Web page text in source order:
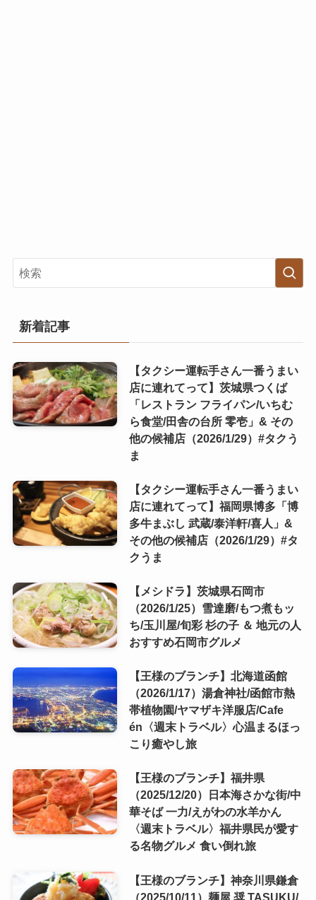
新着記事
【タクシー運転手さん一番うまい
店に連れてって】茨城県つくば
「レストラン フライパン/いちむ
ら食堂/田舎の台所 零壱」& その
他の候補店（2026/1/29）#タクう
ま
【タクシー運転手さん一番うまい
店に連れてって】福岡県博多「博
多牛まぶし 武蔵/泰洋軒/喜人」&
その他の候補店（2026/1/29）#タ
クうま
【メシドラ】茨城県石岡市
（2026/1/25）雪達磨/もつ煮もッ
ち/玉川屋/旬彩 杉の子 ＆ 地元の人
おすすめ石岡市グルメ
【王様のブランチ】北海道函館
（2026/1/17）湯倉神社/函館市熱
帯植物園/ヤマザキ洋服店/Cafe
én〈週末トラベル〉心温まるほっ
こり癒やし旅
【王様のブランチ】福井県
（2025/12/20）日本海さかな街/中
華そば 一力/えがわの水羊かん
〈週末トラベル〉福井県民が愛す
る名物グルメ 食い倒れ旅
【王様のブランチ】神奈川県鎌倉
（2025/10/11）麺屋 奨 TASUKU/